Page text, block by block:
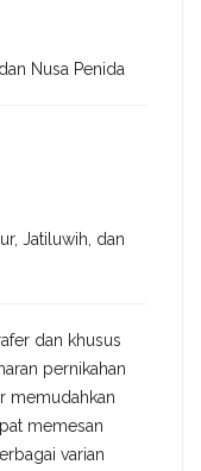
Nusa Penida
Jatiluwih, dan
dan khusus
pernikahan
memudahkan
memesan
varian